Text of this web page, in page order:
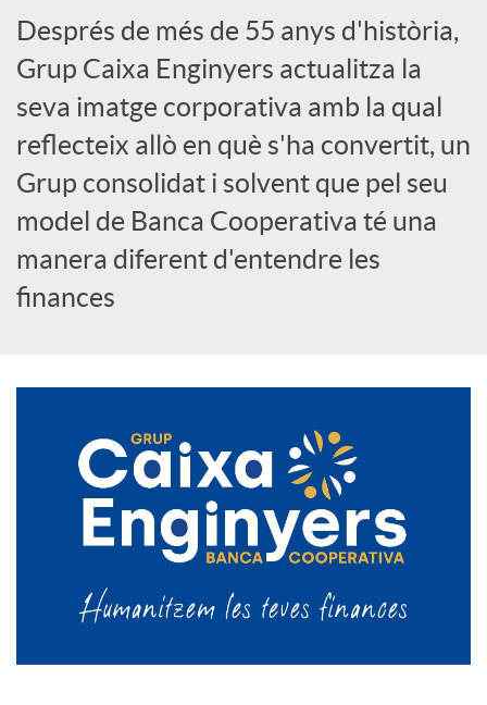
c
a
d
o
r
d
n
Després de més de 55 anys d'història,
Grup Caixa Enginyers actualitza la
seva imatge corporativa amb la qual
reflecteix allò en què s'ha convertit, un
Grup consolidat i solvent que pel seu
model de Banca Cooperativa té una
manera diferent d'entendre les
finances